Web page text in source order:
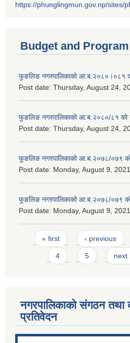
https://phunglingmun.gov.np/sites/
Budget and Program
फुङलिङ नगरपालिकाको आ.ब.२०८०।०८१
Post date: Thursday, August 24,
फुङलिङ नगरपालिकाको आ.ब.२०८०/८१ को
Post date: Thursday, August 24,
फूङलिङ नगरपालिकाको आ.ब.२०७८/०७९
Post date: Monday, August 9,
फूङलिङ नगरपालिकाको आ.ब.२०७८/०७९
Post date: Monday, August 9,
Pages
« first ‹ previous
4 5 next
नगरपालिकाको संगठन तथा
प्रतिवेदन